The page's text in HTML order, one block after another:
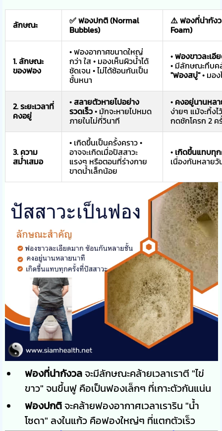
ลักษณะ ✅ ฟองปกติ (Normal
Bubbles)
⚠️ ฟองที่น่ากัง
Foam)
1. ลักษณะ
ของฟอง
• ฟองอากาศขนาดใหญ่
กว่า ใส • มองเห็นผิวน้ำได้
ชัดเจน • ไม่ได้ซ้อนกันเป็น
ชั้นหนา
•ฟองขาวละเ
• มีลักษณะทึบ
"ฟองสบู่"• มอง
2. ระยะเวลาที่
คงอยู่
•สลายตัวหายไปอย่าง
รวดเร็ว• มักจะหายไปหมด
ภายในไม่กี่วินาที
• คงอยู่นานหล
ง่ายๆ แม้จะทิ้ง
กดชักโครก 2
3. ความ
สม่ำเสมอ
• เกิดขึ้นเป็นครั้งคราว •
อาจจะเกิดเมื่อปัสสาวะ
แรงๆ หรือตอนที่ร่างกาย
ขาดน้ำเล็กน้อย
• เกิดขึ้นแทบทุ
เนื่องกันหลาย
ฟองที่น่ากังวล จะมีลักษณะคล้ายเวลาเราตี "ไข่
ขาว" จนขึ้นฟู คือเป็นฟองเล็กๆ ที่เกาะตัวกันแน่น
ฟองปกติ จะคล้ายฟองอากาศเวลาเราริน "น้ำ
โซดา" ลงในแก้ว คือฟองใหญ่ๆ ที่แตกตัวเร็ว